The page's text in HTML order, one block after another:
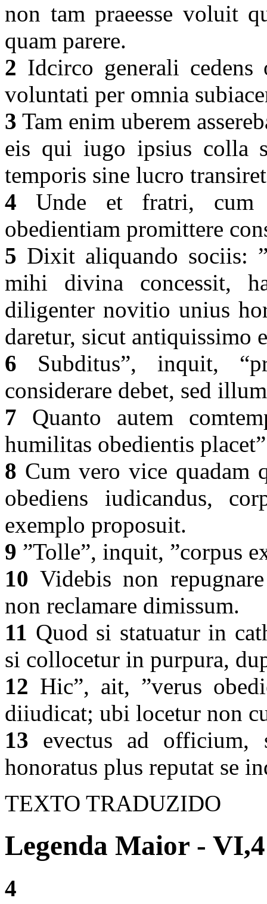
non tam praeesse voluit
quam parere.
2 Idcirco generali
voluntati per omnia
3 Tam enim uberem
eis qui iugo ipsius colla
temporis sine lucro
4 Unde et fratri, cum
obedientiam promittere
5 Dixit aliquando sociis:
mihi divina concessit,
diligenter novitio unius
daretur, sicut antiquissimo
6 Subditus”, inquit,
considerare debet, sed
7 Quanto autem
humilitas obedientis
8 Cum vero vice quadam
obediens iudicandus,
exemplo proposuit.
9 ”Tolle”, inquit, ”corpus
10 Videbis non
non reclamare dimissum.
11 Quod si statuatur in
si collocetur in purpura,
12 Hic”, ait, ”verus
diiudicat; ubi locetur non
13 evectus ad officium,
honoratus plus reputat se
TEXTO TRADUZIDO
Legenda Maior - VI,4
4